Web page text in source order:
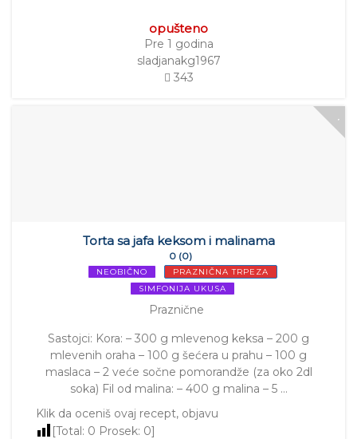
opušteno
Pre 1 godina
sladjanakg1967
343
Torta sa jafa keksom i malinama
0 (0)
NEOBIČNO
PRAZNIČNA TRPEZA
SIMFONIJA UKUSA
Praznične
Sastojci: Kora: – 300 g mlevenog keksa – 200 g
mlevenih oraha – 100 g šećera u prahu – 100 g
maslaca – 2 veće sočne pomorandže (za oko 2dl
soka) Fil od malina: – 400 g malina – 5 …
Klik da oceniš ovaj recept, objavu
[Total: 0 Prosek: 0]